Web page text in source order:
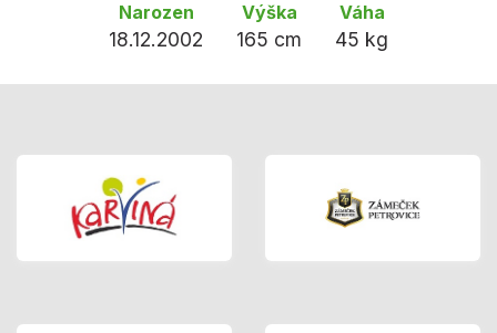
Narozen
18.12.2002
Výška
165 cm
Váha
45 kg